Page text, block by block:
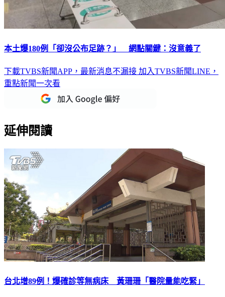
本土爆180例「卻沒公布足跡？」 網點關鍵：沒意義了
下載TVBS新聞APP，最新消息不漏接 加入TVBS新聞LINE，
重點新聞一次看
延伸閱讀
台北增89例！爆確診等無病床 黃珊珊「醫院量能吃緊」